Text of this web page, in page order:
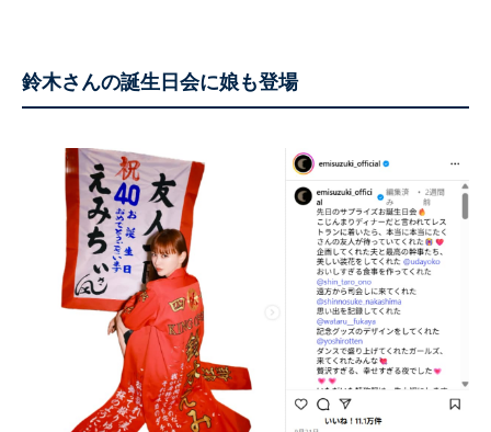
鈴木さんの誕生日会に娘も登場